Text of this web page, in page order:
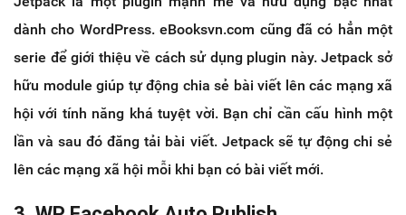
dành cho WordPress. eBooksvn.com cũng đã có hẳn một
serie để giới thiệu về cách sử dụng plugin này. Jetpack sở
hữu module giúp tự động chia sẻ bài viết lên các mạng xã
hội với tính năng khá tuyệt vời. Bạn chỉ cần cấu hình một
lần và sau đó đăng tải bài viết. Jetpack sẽ tự động chi sẻ
lên các mạng xã hội mỗi khi bạn có bài viết mới.